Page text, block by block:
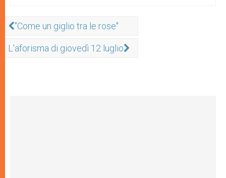
"Come un giglio tra le rose"
L'aforisma di giovedì 12 luglio